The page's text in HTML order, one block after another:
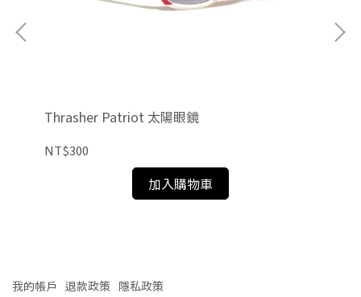
Thrasher Patriot 太陽眼鏡
NT$300
加入購物車
我的帳戶 退款政策 隱私政策